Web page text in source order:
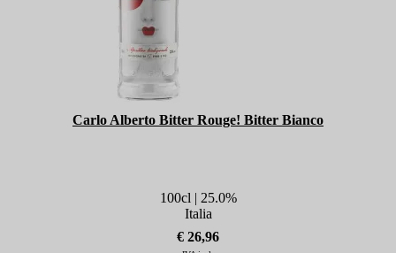
Carlo Alberto Bitter Rouge! Bitter Bianco
100cl | 25.0%
Italia
€ 26,96